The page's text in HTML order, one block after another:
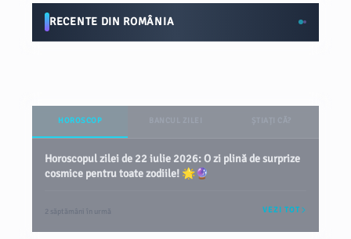
RECENTE DIN ROMÂNIA
HOROSCOP
Horoscopul zilei de 22 iulie 2026: O zi plină de surprize
cosmice pentru toate zodiile! 🌟🔮
2 săptămâni în urmă VEZI TOT